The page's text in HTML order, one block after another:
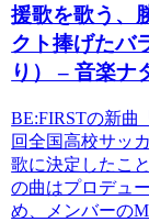
援歌を歌う、
クト捧げたバ
り） – 音楽ナ
BE:FIRSTの新曲
回全国高校サッ
歌に決定したこ
の曲はプロデュ
め、メンバーの